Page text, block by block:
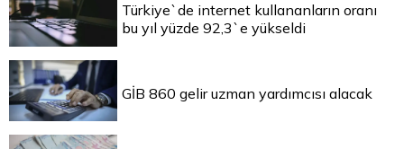
Türkiye`de internet kullananların oranı
bu yıl yüzde 92,3`e yükseldi
GİB 860 gelir uzman yardımcısı alacak